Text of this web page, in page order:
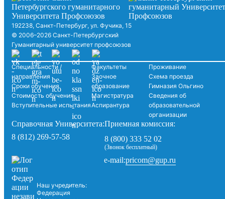
192238, Санкт-Петербург, ул. Фучика, 15
© 2006–2026 Санкт-Петербургский
Гуманитарный университет профсоюзов
Специальности /
направления
Сроки обучения
Стоимость обучения
Вступительные испытания
Факультеты
Заочное
образование
Магистратура
Аспирантура
Проживание
Схема проезда
Гимназия Ольгино
Сведения об
образовательной
организации
Справочная Университета:
8 (812) 269-57-58
Приемная комиссия:
8 (800) 333 52 02
(Звонок бесплатный)
Наш учредитель:
Федерация
e-mail:pricom@gup.ru